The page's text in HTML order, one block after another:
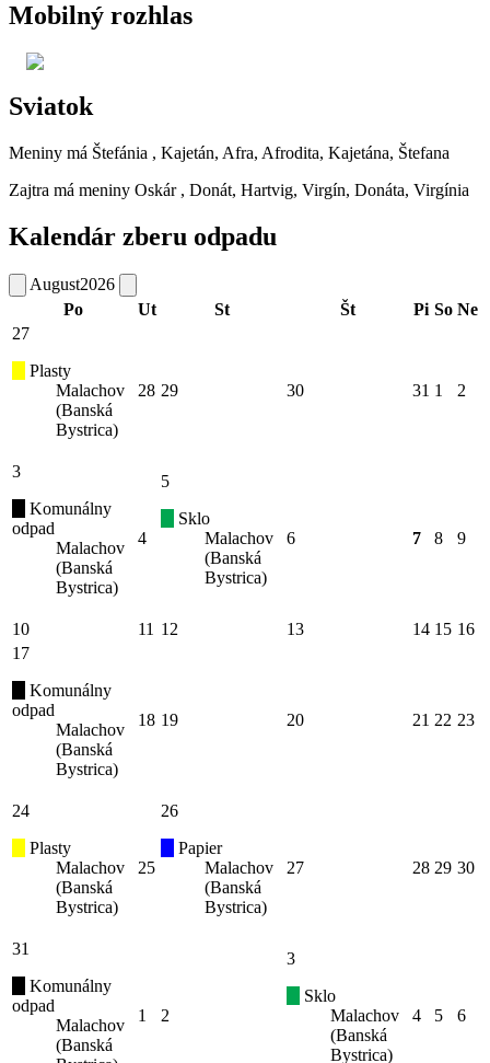
Mobilný rozhlas
Sviatok
Meniny má Štefánia , Kajetán, Afra, Afrodita, Kajetána, Štefana
Zajtra má meniny Oskár , Donát, Hartvig, Virgín, Donáta, Virgínia
Kalendár zberu odpadu
August2026
Po
Ut St Št Pi So Ne
27
Plasty
Malachov
(Banská
Bystrica)
28 29 30 31 1 2
3
Komunálny
odpad
Malachov
(Banská
Bystrica)
4
5
Sklo
Malachov
(Banská
Bystrica)
6 7 8 9
10 11 12 13 14 15 16
17
Komunálny
odpad
Malachov
(Banská
Bystrica)
18 19 20 21 22 23
24
Plasty
Malachov
(Banská
Bystrica)
25
26
Papier
Malachov
(Banská
Bystrica)
27 28 29 30
31
Komunálny
odpad
Malachov
(Banská
1 2
3
Sklo
Malachov
(Banská
Bystrica)
4 5 6